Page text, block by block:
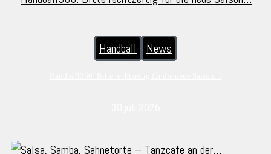
Handball News